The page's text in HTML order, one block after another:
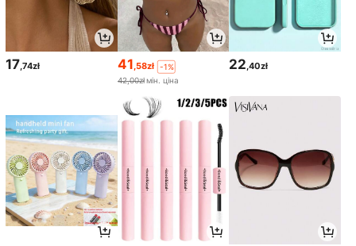
17,74zł 41,58zł
-1%
42,00złмін. ціна
22,40zł